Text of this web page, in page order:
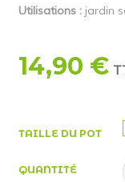
Utilisations : jardin
14,90 €
TAILLE DU POT
QUANTITÉ